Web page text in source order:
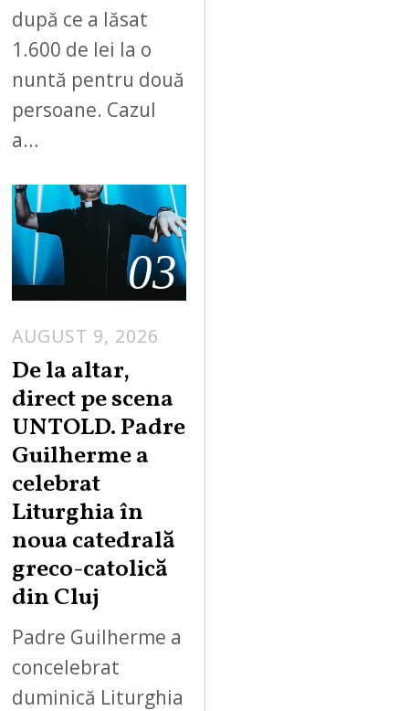
după ce a lăsat
1.600 de lei la o
nuntă pentru două
persoane. Cazul
a…
03
AUGUST 9, 2026
De la altar,
direct pe scena
UNTOLD. Padre
Guilherme a
celebrat
Liturghia în
noua catedrală
greco-catolică
din Cluj
Padre Guilherme a
concelebrat
duminică Liturghia